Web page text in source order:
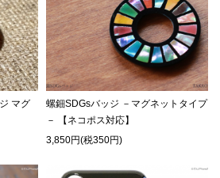
マグ
螺鈿SDGsバッジ －マグネットタイプ
－ 【ネコポス対応】
3,850円(税350円)